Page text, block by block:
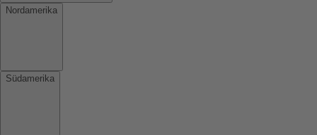
Nordamerika
Südamerika